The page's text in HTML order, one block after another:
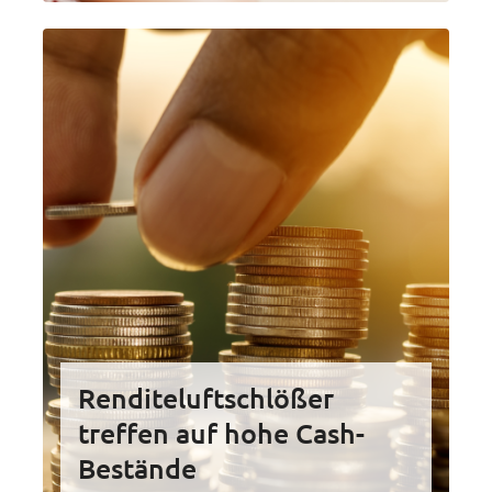
Renditeluftschlößer
treffen auf hohe Cash-
Bestände